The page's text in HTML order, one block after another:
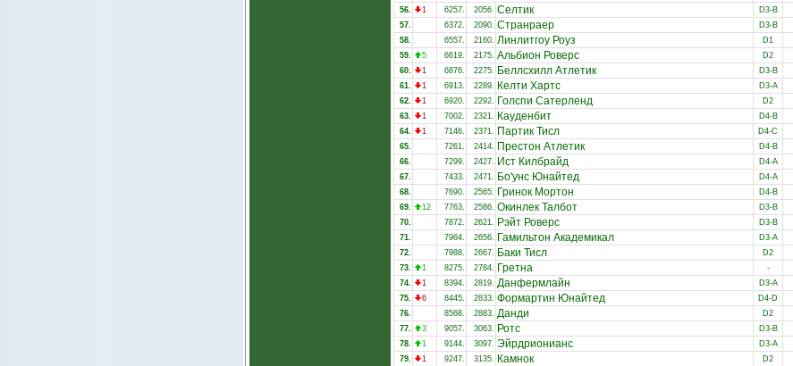
56. 1 6257. 2056. Селтик D3-B
57. 6372. 2090. Странраер D3-B
58. 6557. 2160. Линлитгоу Роуз D1
59. 5 6619. 2175. Альбион Роверс D2
60. 1 6876. 2275. Беллсхилл Атлетик D3-B
61. 1 6913. 2289. Келти Хартс D3-A
62. 1 6920. 2292. Голспи Сатерленд D2
63. 1 7002. 2321. Кауденбит D4-B
64. 1 7146. 2371. Партик Тисл D4-C
65. 7261. 2414. Престон Атлетик D4-B
66. 7299. 2427. Ист Килбрайд D4-A
67. 7433. 2471. Бо'унc Юнайтед D4-A
68. 7690. 2565. Гринок Мортон D4-B
69. 12 7763. 2586. Окинлек Талбот D3-B
70. 7872. 2621. Рэйт Роверс D3-B
71. 7964. 2656. Гамильтон Академикал D3-A
72. 7988. 2667. Баки Тисл D2
73. 1 8275. 2784. Гретна -
74. 1 8394. 2819. Данфермлайн D3-A
75. 6 8445. 2833. Формартин Юнайтед D4-D
76. 8568. 2883. Данди D2
77. 3 9057. 3063. Ротс D3-B
78. 1 9144. 3097. Эйрдрионианс D3-A
79. 1 9247. 3135. Камнок D2